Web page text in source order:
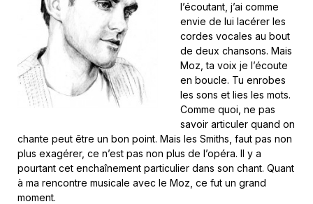
l’écoutant, j’ai comme
envie de lui lacérer les
cordes vocales au bout
de deux chansons. Mais
Moz, ta voix je l’écoute
en boucle. Tu enrobes
les sons et lies les mots.
Comme quoi, ne pas
savoir articuler quand on
chante peut être un bon point. Mais les Smiths, faut pas non
plus exagérer, ce n’est pas non plus de l’opéra. Il y a
pourtant cet enchaînement particulier dans son chant. Quant
à ma rencontre musicale avec le Moz, ce fut un grand
moment.